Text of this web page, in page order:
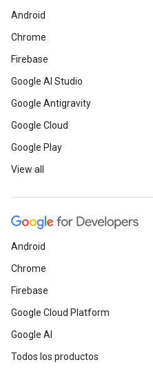
Android
Chrome
Firebase
Google AI Studio
Google Antigravity
Google Cloud
Google Play
View all
Android
Chrome
Firebase
Google Cloud Platform
Google AI
Todos los productos